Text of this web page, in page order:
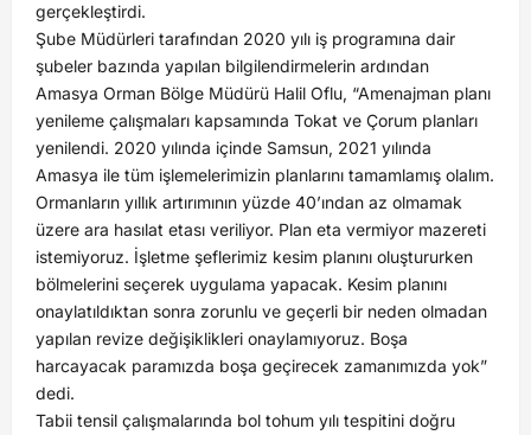
gerçekleştirdi.
Şube Müdürleri tarafından 2020 yılı iş programına dair
şubeler bazında yapılan bilgilendirmelerin ardından
Amasya Orman Bölge Müdürü Halil Oflu, “Amenajman planı
yenileme çalışmaları kapsamında Tokat ve Çorum planları
yenilendi. 2020 yılında içinde Samsun, 2021 yılında
Amasya ile tüm işlemelerimizin planlarını tamamlamış olalım.
Ormanların yıllık artırımının yüzde 40’ından az olmamak
üzere ara hasılat etası veriliyor. Plan eta vermiyor mazereti
istemiyoruz. İşletme şeflerimiz kesim planını oluştururken
bölmelerini seçerek uygulama yapacak. Kesim planını
onaylatıldıktan sonra zorunlu ve geçerli bir neden olmadan
yapılan revize değişiklikleri onaylamıyoruz. Boşa
harcayacak paramızda boşa geçirecek zamanımızda yok”
dedi.
Tabii tensil çalışmalarında bol tohum yılı tespitini doğru